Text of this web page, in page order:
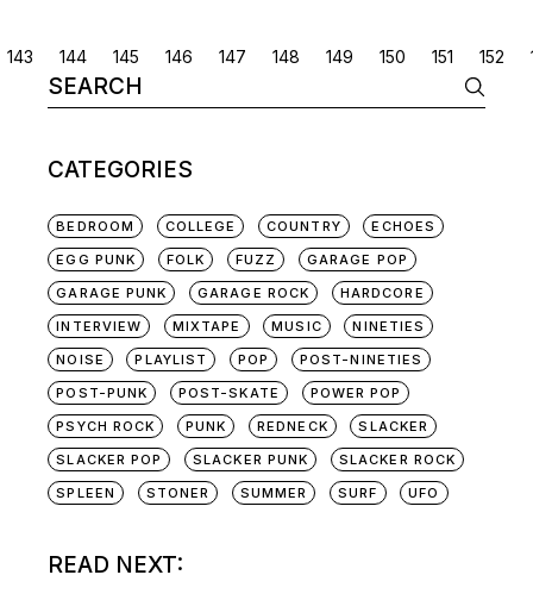
POSTS
NAVIGATION
143 144 145 146 147 148 149 150 151 152
Search
for:
CATEGORIES
BEDROOM COLLEGE COUNTRY
ECHOES
EGG PUNK
FOLK FUZZ
GARAGE POP
GARAGE PUNK
GARAGE ROCK
HARDCORE
INTERVIEW
MIXTAPE MUSIC
NINETIES
NOISE
PLAYLIST POP
POST-NINETIES
POST-PUNK
POST-SKATE
POWER POP
PSYCH ROCK
PUNK REDNECK
SLACKER
SLACKER POP
SLACKER PUNK
SLACKER ROCK
SPLEEN
STONER SUMMER SURF UFO
READ NEXT: